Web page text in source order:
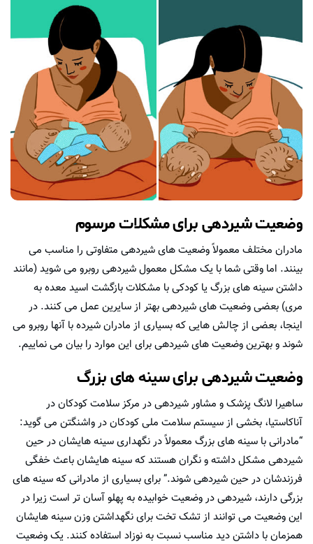
وضعیت شیردهی برای مشکلات مرسوم
مادران مختلف معمولاً وضعیت های شیردهی متفاوتی را مناسب می
بینند. اما وقتی شما با یک مشکل معمول شیردهی روبرو می شوید (مانند
داشتن سینه های بزرگ یا کودکی با مشکلات بازگشت اسید معده به
مری) بعضی وضعیت های شیردهی بهتر از سایرین عمل می کنند. در
اینجا، بعضی از چالش هایی که بسیاری از مادران شیرده با آنها روبرو می
شوند و بهترین وضعیت های شیردهی برای این موارد را بیان می نماییم.
وضعیت شیردهی برای سینه های بزرگ
ساهیرا لانگ پزشک و مشاور شیردهی در مرکز سلامت کودکان در
آناکاستیا، بخشی از سیستم سلامت ملی کودکان در واشنگتن می گوید:
“مادرانی با سینه های بزرگ معمولاً در نگهداری سینه هایشان در حین
شیردهی مشکل داشته و نگران هستند که سینه هایشان باعث خفگی
فرزندشان در حین شیردهی شوند.” برای بسیاری از مادرانی که سینه های
بزرگی دارند، شیردهی در وضعیت خوابیده به پهلو آسان تر است زیرا در
این وضعیت می توانند از تشک تخت برای نگهداشتن وزن سینه هایشان
همزمان با داشتن دید مناسب نسبت به نوزاد استفاده کنند. یک وضعیت